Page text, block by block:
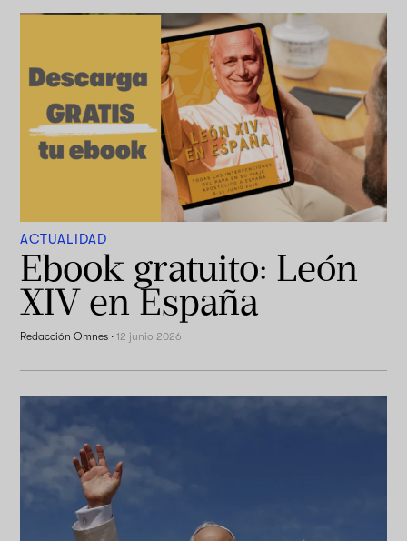
ACTUALIDAD
Ebook gratuito: León
XIV en España
Redacción Omnes ·12 junio 2026